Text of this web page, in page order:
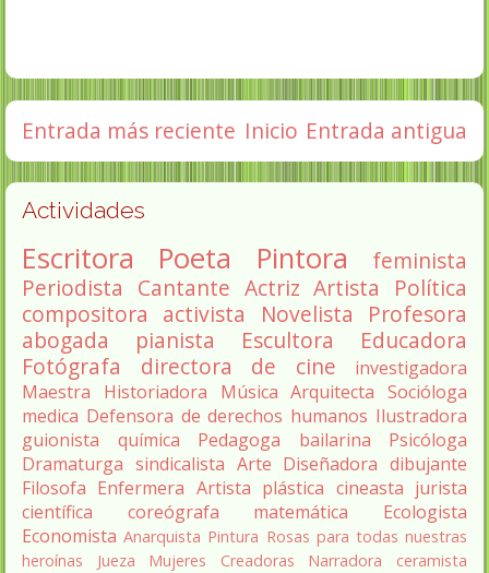
Entrada más reciente Entrada antigua
Inicio
Actividades
Escritora Poeta Pintora
feminista
Periodista Cantante Actriz Artista
Política
compositora activista Novelista
Profesora
abogada
pianista Escultora
Educadora
Fotógrafa
directora de cine
investigadora
Maestra
Historiadora Música Arquitecta Socióloga
medica Defensora de derechos humanos Ilustradora
guionista
química Pedagoga bailarina
Psicóloga
Dramaturga sindicalista Arte Diseñadora dibujante
Filosofa Enfermera Artista plástica cineasta jurista
científica
coreógrafa matemática
Ecologista
Economista Anarquista Pintura Rosas para todas nuestras
heroínas
Jueza Mujeres Creadoras Narradora
ceramista